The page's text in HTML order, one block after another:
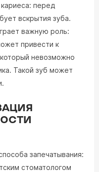
перед
вскрытия зуба.
важную роль:
привести к
невозможно
Такой зуб может
запечатывания:
стоматологом